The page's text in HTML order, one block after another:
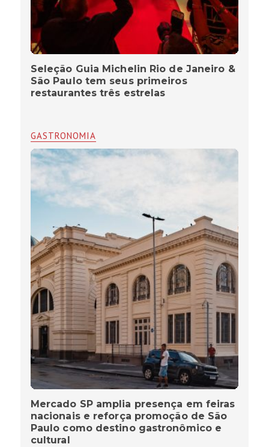
Seleção Guia Michelin Rio de Janeiro &
São Paulo tem seus primeiros
restaurantes três estrelas
GASTRONOMIA
Mercado SP amplia presença em feiras
nacionais e reforça promoção de São
Paulo como destino gastronômico e
cultural